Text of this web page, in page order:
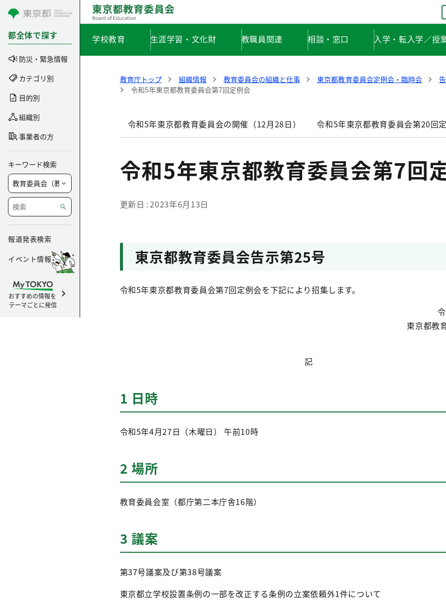
コンテンツにスキップ
都全体で探す
防災・緊急情報
カテゴリ別
目的別
組織別
事業者の方
キーワード検索
報道発表検索
イベント情報
おすすめの情報を
テーマごとに発信
学校教育 生涯学習・文化財 教職員関連 相談・窓口 入学・転入学／授
教育庁トップ 組織情報 教育委員会の組織と仕事 東京都教育委員会定例会・臨時会
令和5年東京都教育委員会第7回定例会
令和5年東京都教育委員会の開催（12月28日） 令和5年東京都教育委員会第20回
令和5年東京都教育委員会第7回
更新日 2023年6月13日
東京都教育委員会告示第25号
令和5年東京都教育委員会第7回定例会を下記により招集します。
東京都教
記
1 日時
令和5年4月27日（木曜日） 午前10時
2 場所
教育委員会室（都庁第二本庁舎16階）
3 議案
第37号議案及び第38号議案
東京都立学校設置条例の一部を改正する条例の立案依頼外1件について